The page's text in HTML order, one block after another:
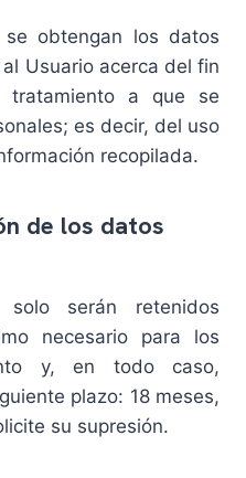
obtengan los datos
Usuario acerca del fin
tratamiento a que se
es decir, del uso
recopilada.
de los datos
serán retenidos
necesario para los
y, en todo caso,
plazo: 18 meses,
su supresión.